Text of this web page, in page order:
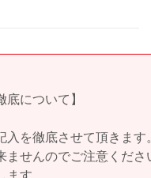
について】
を徹底させて頂きます
せんのでご注意くださ
す。